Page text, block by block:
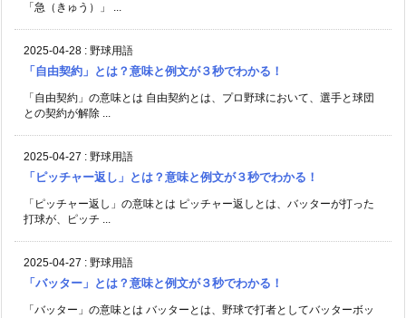
「急（きゅう）」 ...
2025-04-28 : 野球用語
「自由契約」とは？意味と例文が３秒でわかる！
「自由契約」の意味とは 自由契約とは、プロ野球において、選手と球団
との契約が解除 ...
2025-04-27 : 野球用語
「ピッチャー返し」とは？意味と例文が３秒でわかる！
「ピッチャー返し」の意味とは ピッチャー返しとは、バッターが打った
打球が、ピッチ ...
2025-04-27 : 野球用語
「バッター」とは？意味と例文が３秒でわかる！
「バッター」の意味とは バッターとは、野球で打者としてバッターボッ